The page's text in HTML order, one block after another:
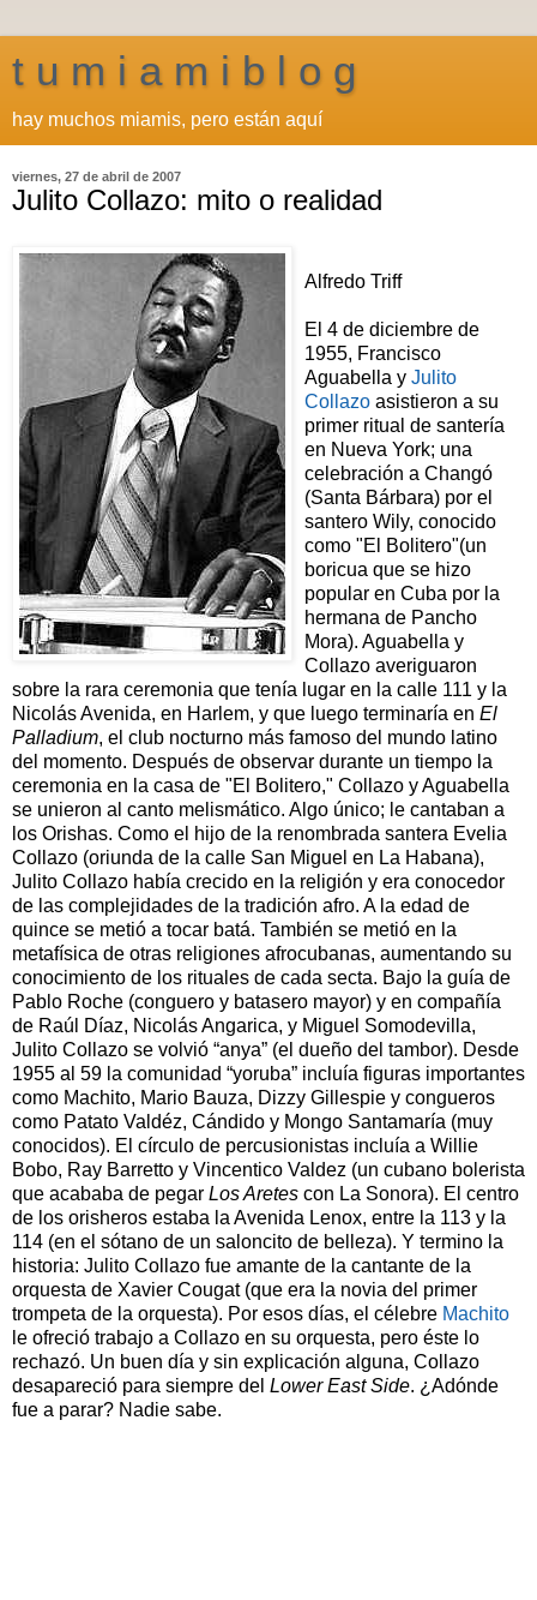
t u m i a m i b l o g
hay muchos miamis, pero están aquí
viernes, 27 de abril de 2007
Julito Collazo: mito o realidad
Alfredo Triff
El 4 de diciembre de
1955, Francisco
Aguabella y Julito
Collazo asistieron a su
primer ritual de santería
en Nueva York; una
celebración a Changó
(Santa Bárbara) por el
santero Wily, conocido
como "El Bolitero"(un
boricua que se hizo
popular en Cuba por la
hermana de Pancho
Mora). Aguabella y
Collazo averiguaron
sobre la rara ceremonia que tenía lugar en la calle 111 y la
Nicolás Avenida, en Harlem, y que luego terminaría en El
Palladium, el club nocturno más famoso del mundo latino
del momento. Después de observar durante un tiempo la
ceremonia en la casa de "El Bolitero," Collazo y Aguabella
se unieron al canto melismático. Algo único; le cantaban a
los Orishas. Como el hijo de la renombrada santera Evelia
Collazo (oriunda de la calle San Miguel en La Habana),
Julito Collazo había crecido en la religión y era conocedor
de las complejidades de la tradición afro. A la edad de
quince se metió a tocar batá. También se metió en la
metafísica de otras religiones afrocubanas, aumentando su
conocimiento de los rituales de cada secta. Bajo la guía de
Pablo Roche (conguero y batasero mayor) y en compañía
de Raúl Díaz, Nicolás Angarica, y Miguel Somodevilla,
Julito Collazo se volvió “anya” (el dueño del tambor). Desde
1955 al 59 la comunidad “yoruba” incluía figuras importantes
como Machito, Mario Bauza, Dizzy Gillespie y congueros
como Patato Valdéz, Cándido y Mongo Santamaría (muy
conocidos). El círculo de percusionistas incluía a Willie
Bobo, Ray Barretto y Vincentico Valdez (un cubano bolerista
que acababa de pegar Los Aretes con La Sonora). El centro
de los orisheros estaba la Avenida Lenox, entre la 113 y la
114 (en el sótano de un saloncito de belleza). Y termino la
historia: Julito Collazo fue amante de la cantante de la
orquesta de Xavier Cougat (que era la novia del primer
trompeta de la orquesta). Por esos días, el célebre Machito
le ofreció trabajo a Collazo en su orquesta, pero éste lo
rechazó. Un buen día y sin explicación alguna, Collazo
desapareció para siempre del Lower East Side. ¿Adónde
fue a parar? Nadie sabe.